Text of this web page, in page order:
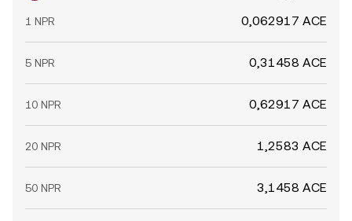
1 NPR 0,062917 ACE
5 NPR 0,31458 ACE
10 NPR 0,62917 ACE
20 NPR 1,2583 ACE
50 NPR 3,1458 ACE